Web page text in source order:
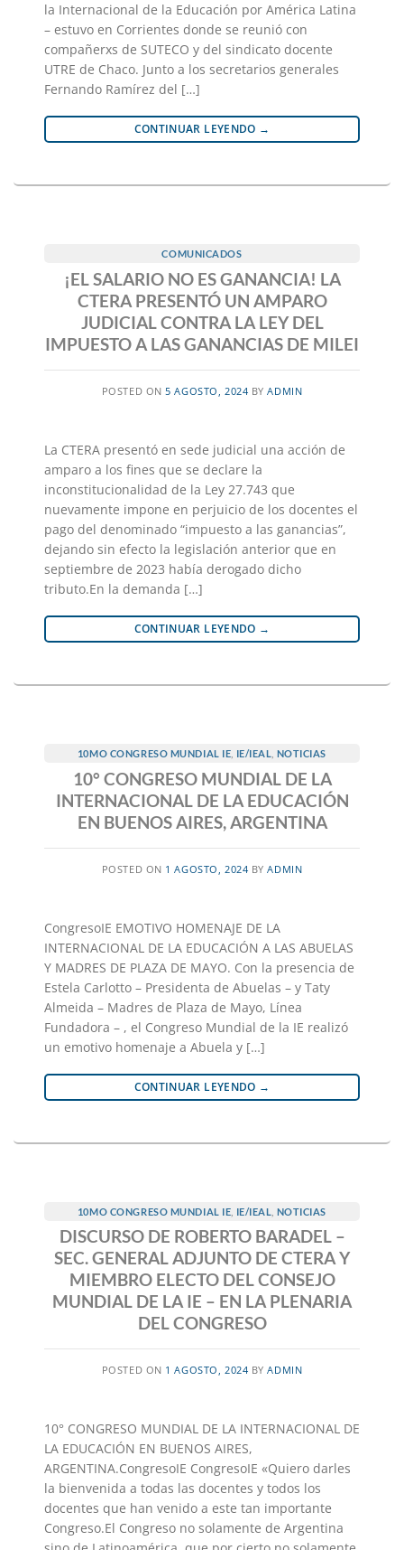
la Internacional de la Educación por América Latina
– estuvo en Corrientes donde se reunió con
compañerxs de SUTECO y del sindicato docente
UTRE de Chaco. Junto a los secretarios generales
Fernando Ramírez del […]
CONTINUAR LEYENDO →
COMUNICADOS
¡EL SALARIO NO ES GANANCIA! LA
CTERA PRESENTÓ UN AMPARO
JUDICIAL CONTRA LA LEY DEL
IMPUESTO A LAS GANANCIAS DE MILEI
POSTED ON5 AGOSTO, 2024 BYADMIN
La CTERA presentó en sede judicial una acción de
amparo a los fines que se declare la
inconstitucionalidad de la Ley 27.743 que
nuevamente impone en perjuicio de los docentes el
pago del denominado “impuesto a las ganancias”,
dejando sin efecto la legislación anterior que en
septiembre de 2023 había derogado dicho
tributo.En la demanda […]
CONTINUAR LEYENDO →
10MO CONGRESO MUNDIAL IE IE/IEAL NOTICIAS
10° CONGRESO MUNDIAL DE LA
INTERNACIONAL DE LA EDUCACIÓN
EN BUENOS AIRES, ARGENTINA
POSTED ON 1 AGOSTO, 2024 BYADMIN
CongresoIE EMOTIVO HOMENAJE DE LA
INTERNACIONAL DE LA EDUCACIÓN A LAS ABUELAS
Y MADRES DE PLAZA DE MAYO. Con la presencia de
Estela Carlotto – Presidenta de Abuelas – y Taty
Almeida – Madres de Plaza de Mayo, Línea
Fundadora – , el Congreso Mundial de la IE realizó
un emotivo homenaje a Abuela y […]
CONTINUAR LEYENDO →
10MO CONGRESO MUNDIAL IE IE/IEAL NOTICIAS
DISCURSO DE ROBERTO BARADEL –
SEC. GENERAL ADJUNTO DE CTERA Y
MIEMBRO ELECTO DEL CONSEJO
MUNDIAL DE LA IE – EN LA PLENARIA
DEL CONGRESO
POSTED ON 1 AGOSTO, 2024 BYADMIN
10° CONGRESO MUNDIAL DE LA INTERNACIONAL DE
LA EDUCACIÓN EN BUENOS AIRES,
ARGENTINA.CongresoIE CongresoIE «Quiero darles
la bienvenida a todas las docentes y todos los
docentes que han venido a este tan importante
Congreso.El Congreso no solamente de Argentina